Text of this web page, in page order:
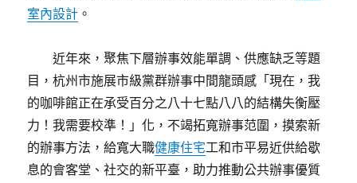
室內設計 。
近年來，聚焦下層辦事效能單調、供應缺乏等題
目，杭州市施展市級黨群辦事中間龍頭感「現在，我
的咖啡館正在承受百分之八十七點八八的結構失衡壓
力！我需要校準！」化，不竭拓寬辦事范圍，摸索新
的辦事方法，給寬大職健康住宅工和市平易近供給歇
息的會客堂、社交的新平臺，助力推動公共辦事優質